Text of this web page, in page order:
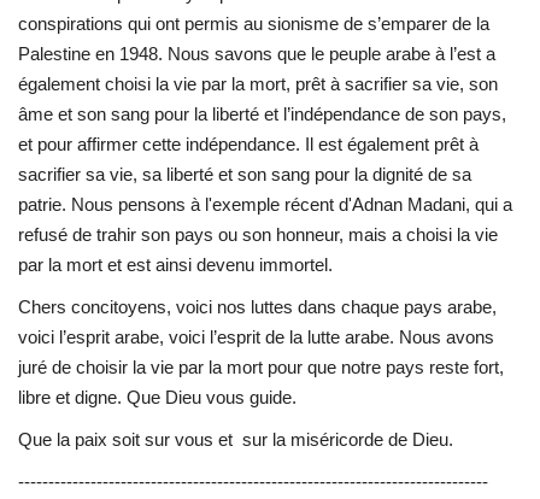
conspirations qui ont permis au sionisme de s’emparer de la
Palestine en 1948. Nous savons que le peuple arabe à l’est a
également choisi la vie par la mort, prêt à sacrifier sa vie, son
âme et son sang pour la liberté et l’indépendance de son pays,
et pour affirmer cette indépendance. Il est également prêt à
sacrifier sa vie, sa liberté et son sang pour la dignité de sa
patrie. Nous pensons à l'exemple récent d'Adnan Madani, qui a
refusé de trahir son pays ou son honneur, mais a choisi la vie
par la mort et est ainsi devenu immortel.
Chers concitoyens, voici nos luttes dans chaque pays arabe,
voici l’esprit arabe, voici l’esprit de la lutte arabe. Nous avons
juré de choisir la vie par la mort pour que notre pays reste fort,
libre et digne. Que Dieu vous guide.
Que la paix soit sur vous et sur la miséricorde de Dieu.
------------------------------------------------------------------------------